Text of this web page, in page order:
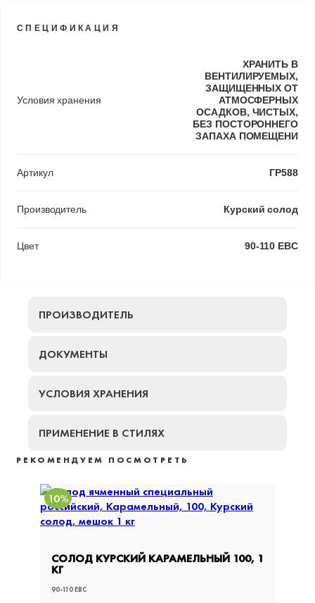
СПЕЦИФИКАЦИЯ
Условия хранения
ХРАНИТЬ В
ВЕНТИЛИРУЕМЫХ,
ЗАЩИЩЕННЫХ ОТ
АТМОСФЕРНЫХ
ОСАДКОВ, ЧИСТЫХ,
БЕЗ ПОСТОРОННЕГО
ЗАПАХА ПОМЕЩЕНИ
Артикул ГР588
Производитель Курский солод
Цвет 90-110 EBC
ПРОИЗВОДИТЕЛЬ
ДОКУМЕНТЫ
УСЛОВИЯ ХРАНЕНИЯ
ПРИМЕНЕНИЕ В СТИЛЯХ
РЕКОМЕНДУЕМ ПОСМОТРЕТЬ
10%
СОЛОД КУРСКИЙ КАРАМЕЛЬНЫЙ 100, 1
КГ
90-110 EBC